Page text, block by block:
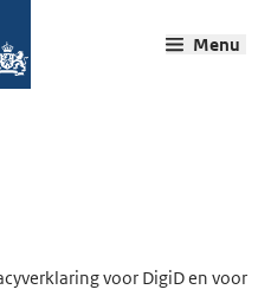
Menu
voor DigiD en voor